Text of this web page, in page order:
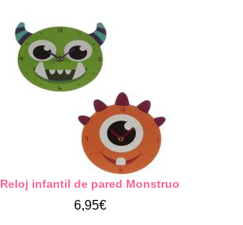
Reloj infantil de pared Monstruo
6,95€